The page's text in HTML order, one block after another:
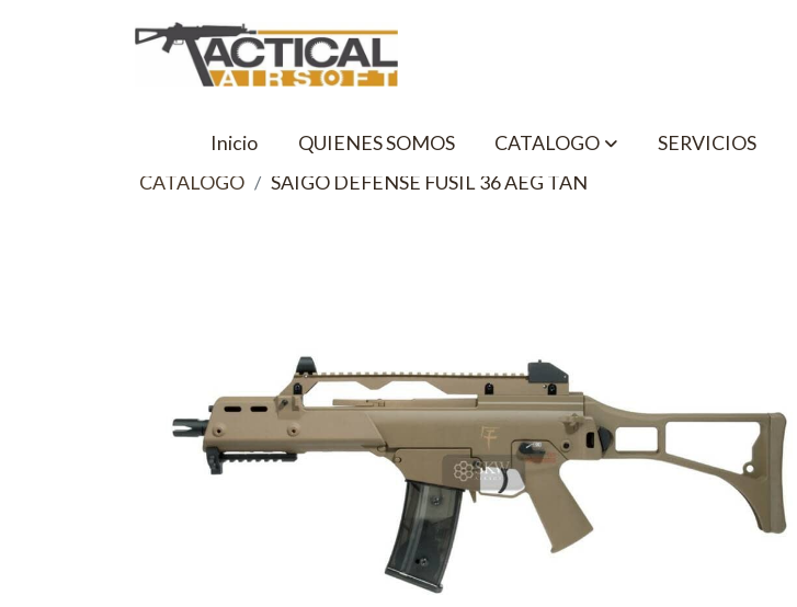
Inicio QUIENES SOMOS CATALOGO SERVICIOS
CATALOGO
SAIGO DEFENSE FUSIL 36 AEG TAN